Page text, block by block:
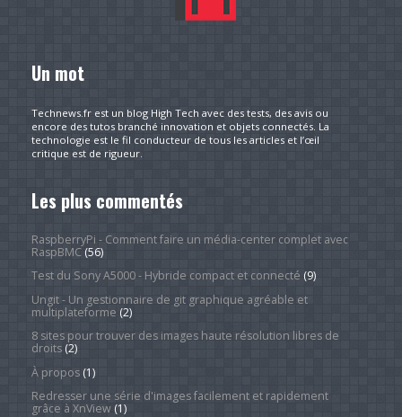
Un mot
Technews.fr est un blog High Tech avec des tests, des avis ou
encore des tutos branché innovation et objets connectés. La
technologie est le fil conducteur de tous les articles et l’œil
critique est de rigueur.
Les plus commentés
RaspberryPi - Comment faire un média-center complet avec
RaspBMC(56)
Test du Sony A5000 - Hybride compact et connecté (9)
Ungit - Un gestionnaire de git graphique agréable et
multiplateforme (2)
8 sites pour trouver des images haute résolution libres de
droits(2)
À propos(1)
Redresser une série d'images facilement et rapidement
grâce à XnView(1)